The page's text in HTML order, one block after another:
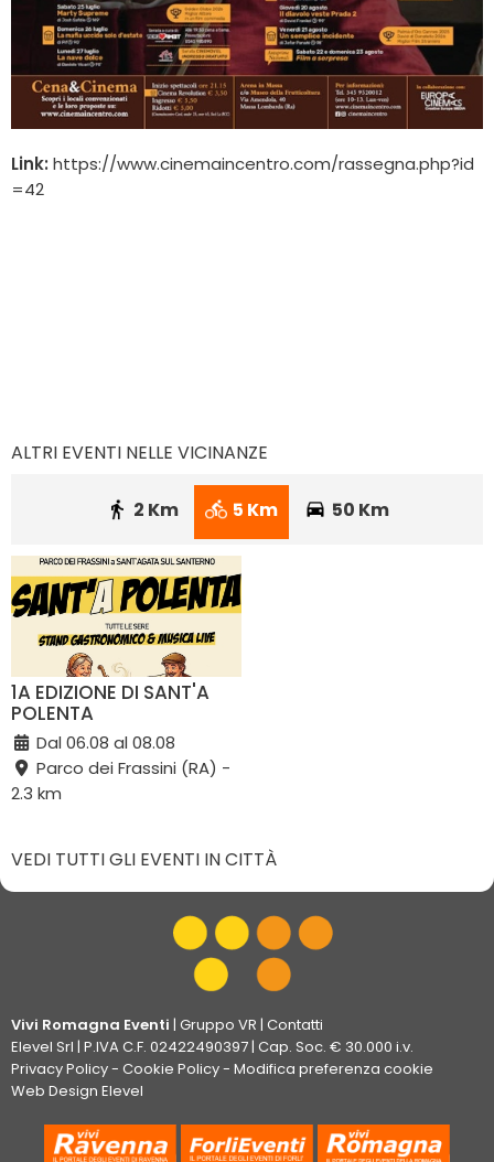
Link: https://www.cinemaincentro.com/rassegna.php?id
=42
ALTRI EVENTI NELLE VICINANZE
2 Km 5 Km 50 Km
1A EDIZIONE DI SANT'A
POLENTA
Dal 06.08 al 08.08
Parco dei Frassini (RA) -
2.3 km
VEDI TUTTI GLI EVENTI IN CITTÀ
Vivi Romagna Eventi | Gruppo VR | Contatti
Elevel Srl | P.IVA C.F. 02422490397 | Cap. Soc. € 30.000 i.v.
Privacy Policy- Cookie Policy- Modifica preferenza cookie
Web Design Elevel